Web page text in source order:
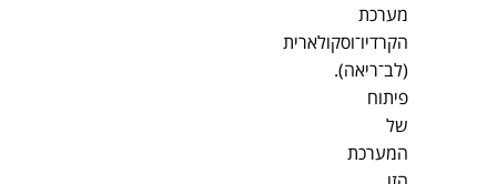
מערכת
הקרדיו־וסקולארית
(לב־ריאה).
פיתוח
של
המערכת